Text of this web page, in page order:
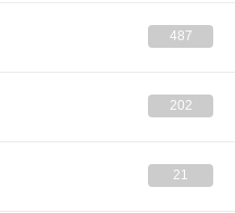
487
202
21